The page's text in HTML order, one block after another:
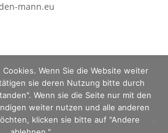
mann.eu
| Datenschutz
Wenn Sie die Website weiter
sie deren Nutzung bitte durch
Wenn sie die Seite nur mit den
weiter nutzen und alle anderen
klicken sie bitte auf "Andere